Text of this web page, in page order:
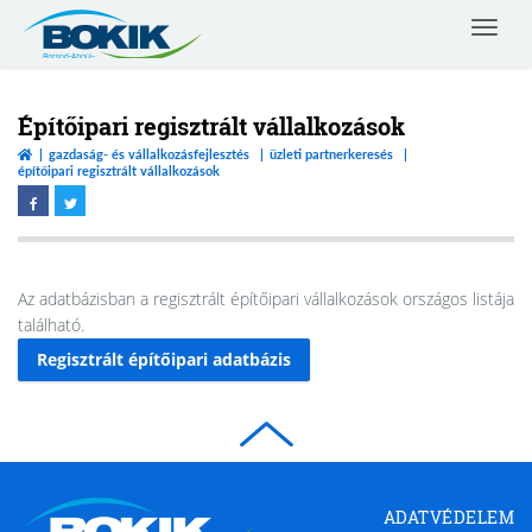
Zemplén
Vármegyei
Kereskedelmi
és
Iparkamara
Toggle
Építőipari regisztrált vállalkozások
gazdaság- és vállalkozásfejlesztés
üzleti partnerkeresés
építőipari regisztrált vállalkozások
Az adatbázisban a regisztrált építőipari vállalkozások országos listája
található.
Regisztrált építőipari adatbázis
Borsod-
Abaúj-
ADATVÉDELEM